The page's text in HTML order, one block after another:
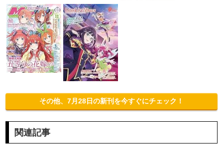
その他、7月28日の新刊を今すぐにチェック！
関連記事